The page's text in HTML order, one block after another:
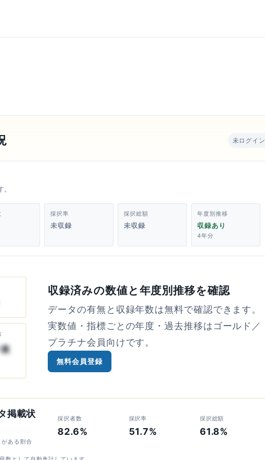
未ログイン
採択率
未収録
採択総額
未収録
年度別推移
収録あり
4年分
収録済みの数値と年度別推移を確認
データの有無と収録年数は無料で確認できます。
実数値・指標ごとの年度・過去推移はゴールド／
プラチナ会員向けです。
無料会員登録
掲載状
ある割合
採択者数
82.6%
採択率
51.7%
採択総額
61.8%